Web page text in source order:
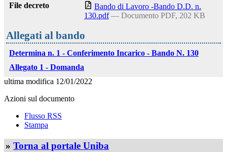
File decreto
Bando di Lavoro -Bando D.D. n.
130.pdf — Documento PDF, 202 KB
Allegati al bando
Determina n. 1 - Conferimento Incarico - Bando N. 130
Allegato 1 - Domanda
ultima modifica 12/01/2022
Azioni sul documento
Flusso RSS
Stampa
» Torna al portale Uniba